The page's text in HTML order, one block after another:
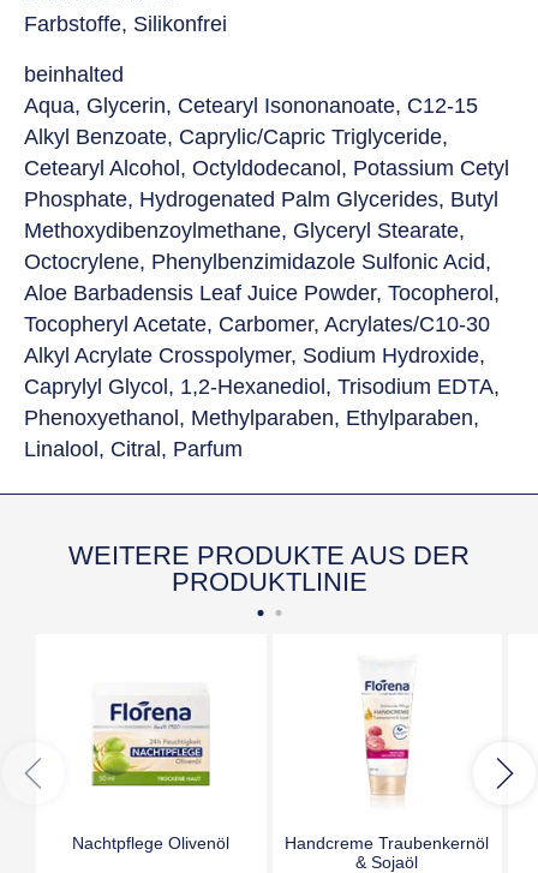
Farbstoffe, Silikonfrei
beinhalted
Aqua, Glycerin, Cetearyl Isononanoate, C12-15
Alkyl Benzoate, Caprylic/Capric Triglyceride,
Cetearyl Alcohol, Octyldodecanol, Potassium Cetyl
Phosphate, Hydrogenated Palm Glycerides, Butyl
Methoxydibenzoylmethane, Glyceryl Stearate,
Octocrylene, Phenylbenzimidazole Sulfonic Acid,
Aloe Barbadensis Leaf Juice Powder, Tocopherol,
Tocopheryl Acetate, Carbomer, Acrylates/C10-30
Alkyl Acrylate Crosspolymer, Sodium Hydroxide,
Caprylyl Glycol, 1,2-Hexanediol, Trisodium EDTA,
Phenoxyethanol, Methylparaben, Ethylparaben,
Linalool, Citral, Parfum
WEITERE PRODUKTE AUS DER
PRODUKTLINIE
Nachtpflege Olivenöl
Handcreme Traubenkernöl
& Sojaöl